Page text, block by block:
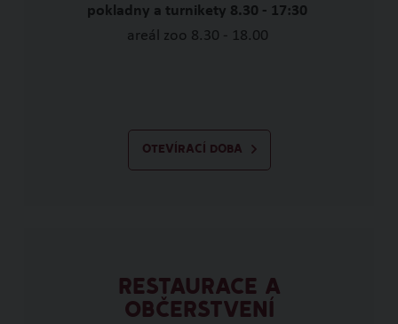
pokladny a turnikety 8.30 - 17:30
areál zoo 8.30 - 18.00
OTEVÍRACÍ DOBA
RESTAURACE A
OBČERSTVENÍ